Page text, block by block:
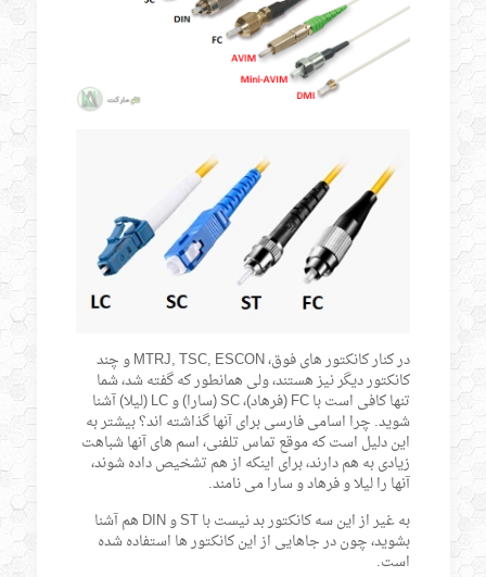
در کنار کانکتور های فوق، MTRJ, TSC, ESCON و چند
کانکتور دیگر نیز هستند، ولی همانطور که گفته شد، شما
تنها کافی است با FC (فرهاد)، SC (سارا) و LC (لیلا) آشنا
شوید. چرا اسامی فارسی برای آنها گذاشته اند؟ بیشتر به
این دلیل است که موقع تماس تلفنی، اسم های آنها شباهت
زیادی به هم دارند، برای اینکه از هم تشخیص داده شوند،
آنها را لیلا و فرهاد و سارا می نامند.
به غیر از این سه کانکتور بد نیست با ST و DIN هم آشنا
بشوید، چون در جاهایی از این کانکتور ها استفاده شده
است.